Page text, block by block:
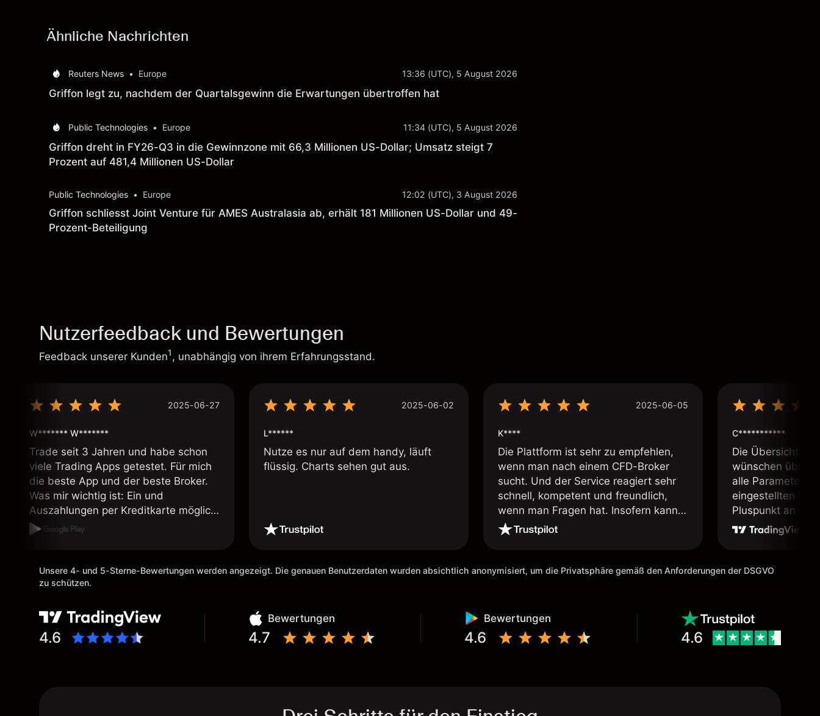
Ähnliche Nachrichten
Reuters News • Europe 13:36 (UTC), 5 August 2026
Griffon legt zu, nachdem der Quartalsgewinn die Erwartungen übertroffen hat
Public Technologies • Europe 11:34 (UTC), 5 August 2026
Griffon dreht in FY26-Q3 in die Gewinnzone mit 66,3 Millionen US-Dollar; Umsatz steigt 7
Prozent auf 481,4 Millionen US-Dollar
Public Technologies • Europe 12:02 (UTC), 3 August 2026
Griffon schliesst Joint Venture für AMES Australasia ab, erhält 181 Millionen US-Dollar und 49-
Prozent-Beteiligung
Nutzerfeedback und Bewertungen
Feedback unserer Kunden1, unabhängig von ihrem Erfahrungsstand.
2025-06-27
W******* W*******
Trade seit 3 Jahren und habe schon
viele Trading Apps getestet. Für mich
die beste App und der beste Broker.
Was mir wichtig ist: Ein und
Auszahlungen per Kreditkarte möglich.
Auszahlungen immer schnell und
wie es bei Naga ist wäre
wünschenswert.
2025-06-02
L******
Nutze es nur auf dem handy, läuft
flüssig. Charts sehen gut aus.
2025-06-05
K****
Die Plattform ist sehr zu empfehlen,
wenn man nach einem CFD-Broker
sucht. Und der Service reagiert sehr
schnell, kompetent und freundlich,
wenn man Fragen hat. Insofern kann
ich den Dienstleister uneingeschränkt
vorher im Demokonto geübt hat. Ein
vergrößern!
C***********
Die
wünschen übrig.
alle Parameter in
eingestellten
Pluspunkt an
Unsere 4- und 5-Sterne-Bewertungen werden angezeigt. Die genauen Benutzerdaten wurden absichtlich anonymisiert, um die Privatsphäre gemäß den Anforderungen der DSGVO
zu schützen.
4.6
Bewertungen
4.7
Bewertungen
4.6 4.6